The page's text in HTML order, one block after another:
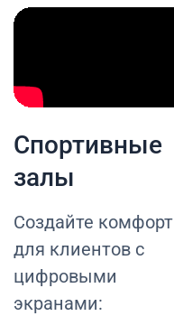
Спортивные
залы
Создайте комфорт
для клиентов с
цифровыми
экранами: